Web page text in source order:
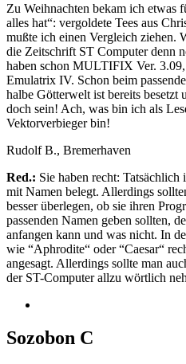
Zu Weihnachten bekam ich etwas
alles hat“: vergoldete Tees aus
mußte ich einen Vergleich ziehen.
die Zeitschrift ST Computer denn
haben schon MULTIFIX Ver.
Emulatrix IV. Schon beim
halbe Götterwelt ist bereits besetzt
doch sein! Ach, was bin ich als
Vektorverbieger bin!
Rudolf B., Bremerhaven
Red.: Sie haben recht:
mit Namen belegt. Allerdings
besser überlegen, ob sie ihren
passenden Namen geben sollten,
anfangen kann und was nicht. In
wie “Aphrodite“ oder “Caesar“
angesagt. Allerdings sollte man
der ST-Computer allzu wörtlich
Sozobon C